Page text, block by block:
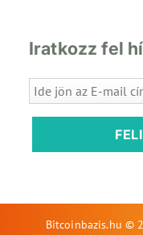
Iratkozz fel
Bitcoinbazis.hu ©